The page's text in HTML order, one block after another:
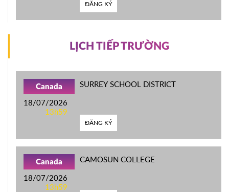
ĐĂNG KÝ
LỊCH TIẾP TRƯỜNG
Canada
18/07/2026
13h59
SURREY SCHOOL DISTRICT
ĐĂNG KÝ
Canada
18/07/2026
13h59
CAMOSUN COLLEGE